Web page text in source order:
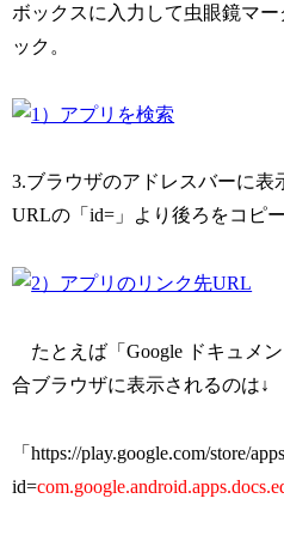
ボックスに入力して虫眼鏡マー
ック。
3.ブラウザのアドレスバーに表
URLの「id=」より後ろをコピー
たとえば「Google ドキュメ
合ブラウザに表示されるのは↓
「https://play.google.com/store/
id=